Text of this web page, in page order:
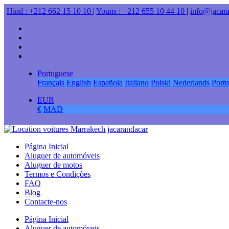
Hind : +212 662 15 10 10 | Youns : +212 655 10 44 10 |
Portuguese
Français English Española Italiano Polski Nederlands
EUR
€ MAD
Página Inicial
Aluguer de automóveis
Aluguer de motos
Termos e Condições
FAQ
Blog
Contacte-nos
Página Inicial